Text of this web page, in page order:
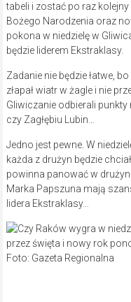
tabeli i zostać po raz
Bożego Narodzenia oraz
pokona w niedzielę w
będzie liderem Ekstraklasy.
Zadanie nie będzie łatwe,
złapał wiatr w żagle i nie
Gliwiczanie odbierali
czy Zagłębiu Lubin…
Jedno jest pewne. W
każda z drużyn będzie
powinna panować w
Marka Papszuna mają
lidera Ekstraklasy…
Foto: Gazeta Regionalna